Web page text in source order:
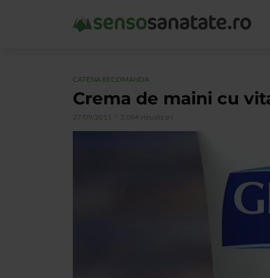
CATENA RECOMANDA
Crema de maini cu
27/09/2011 2.084 vizualizari